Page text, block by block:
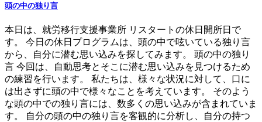
頭の中の独り言
本日は、就労移行支援事業所 リスタートの休日開所日で
す。 今日の休日プログラムは、頭の中で呟いている独り言
から、自分に潜む思い込みを探してみます。 頭の中の独り
言 今回は、自動思考とそこに潜む思い込みを見つけるため
の練習を行います。 私たちは、様々な状況に対して、口に
は出さずに頭の中で様々なことを考えています。 そのよう
な頭の中での独り言には、数多くの思い込みが含まれていま
す。 自分の頭の中の独り言を客観的に分析し、自分の持つ